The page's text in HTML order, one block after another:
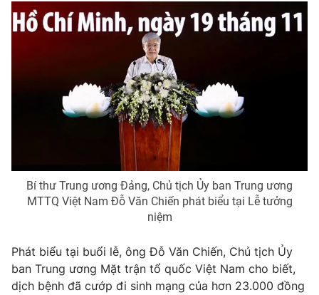
Bí thư Trung ương Đảng, Chủ tịch Ủy ban Trung ương
MTTQ Việt Nam Đỗ Văn Chiến phát biểu tại Lễ tưởng
niệm
Phát biểu tại buổi lễ, ông Đỗ Văn Chiến, Chủ tịch Ủy
ban Trung ương Mặt trận tổ quốc Việt Nam cho biết,
dịch bệnh đã cướp đi sinh mạng của hơn 23.000 đồng